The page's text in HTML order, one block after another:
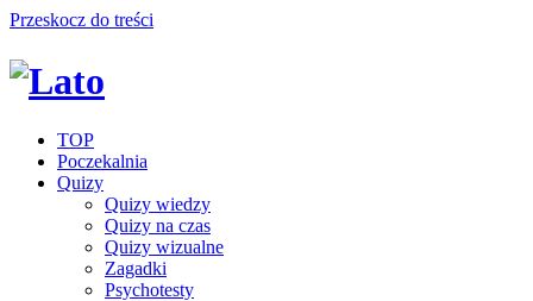
Przeskocz do treści
TOP
Poczekalnia
Quizy
Quizy wiedzy
Quizy na czas
Quizy wizualne
Zagadki
Psychotesty